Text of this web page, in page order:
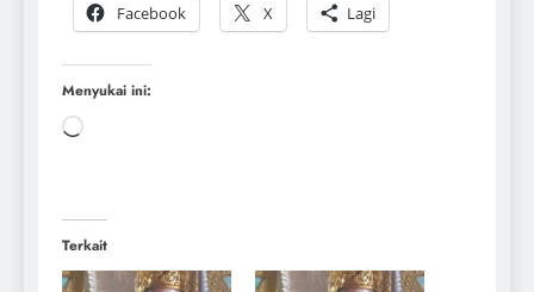
Facebook
X Lagi
Menyukai ini:
Terkait